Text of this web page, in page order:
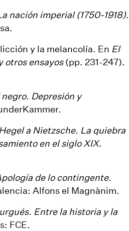
nación imperial (1750-1918).
y la melancolía. En El
otros ensayos(pp. 231-247).
negro. Depresión y
a Nietzsche. La quiebra
en el siglo XIX.
de lo contingente.
Alfons el Magnànim.
Entre la historia y la
FCE.